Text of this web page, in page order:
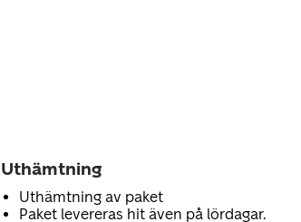
Uthämtning
Uthämtning av paket
Paket levereras hit även på lördagar.